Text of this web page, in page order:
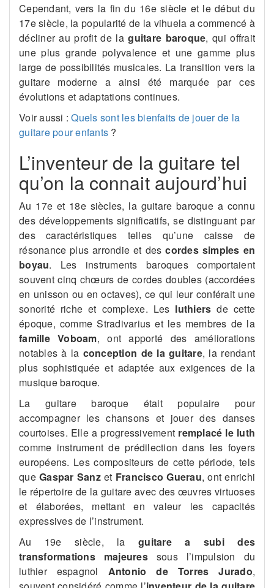
Cependant, vers la fin du 16e siècle et le début du
17e siècle, la popularité de la vihuela a commencé à
décliner au profit de laguitare baroque, qui offrait
une plus grande polyvalence et une gamme plus
large de possibilités musicales. La transition vers la
guitare moderne a ainsi été marquée par ces
évolutions et adaptations continues.
Voir aussi :Quels sont les bienfaits de jouer de la
guitare pour enfants ?
L’inventeur de la guitare tel
qu’on la connait aujourd’hui
Au 17e et 18e siècles, la guitare baroque a connu
des développements significatifs, se distinguant par
des caractéristiques telles qu’une caisse de
résonance plus arrondie et descordes simples en
boyau. Les instruments baroques comportaient
souvent cinq chœurs de cordes doubles (accordées
en unisson ou en octaves), ce qui leur conférait une
sonorité riche et complexe. Les luthiers de cette
époque, comme Stradivarius et les membres de la
famille Voboam, ont apporté des améliorations
notables à la conception de la guitare, la rendant
plus sophistiquée et adaptée aux exigences de la
musique baroque.
La guitare baroque était populaire pour
accompagner les chansons et jouer des danses
courtoises. Elle a progressivement remplacé le luth
comme instrument de prédilection dans les foyers
européens. Les compositeurs de cette période, tels
que Gaspar Sanzet Francisco Guerau, ont enrichi
le répertoire de la guitare avec des œuvres virtuoses
et élaborées, mettant en valeur les capacités
expressives de l’instrument.
Au 19e siècle, laguitare a subi des
transformations majeuressous l’impulsion du
luthier espagnol Antonio de Torres Jurado,